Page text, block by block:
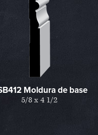
Moldura de base
5/8 x 4 1/2